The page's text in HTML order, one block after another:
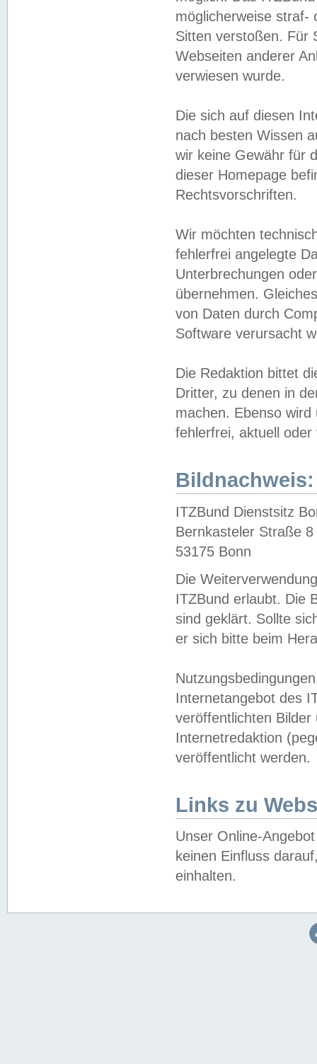
möglicherweise straf-
Sitten verstoßen. Für
Webseiten anderer
verwiesen wurde.
Die sich auf diesen
nach besten Wissen
wir keine Gewähr für
dieser Homepage
Rechtsvorschriften.
Wir möchten
fehlerfrei angelegte
Unterbrechungen
übernehmen.
von Daten durch
Software verursacht
Die Redaktion bittet
Dritter, zu denen in
machen. Ebenso
fehlerfrei, aktuell oder
Bildnachweis:
ITZBund Dienstsitz
Bernkasteler Straße 8
53175 Bonn
Die
ITZBund erlaubt. Die
sind geklärt. Sollte
er sich bitte beim
Internetangebot des
veröffentlichten
Internetredaktion
veröffentlicht werden.
Links zu
Unser Online-
keinen Einfluss
einhalten.